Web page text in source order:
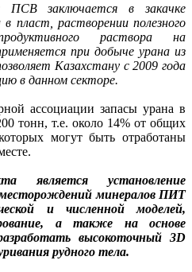
ПСВ заключается в закачке
пласт, растворении полезного
раствора на
при добыче урана из
Казахстану с 2009 года
в данном секторе.
ассоциации запасы урана в
тонн, т.е. около 14% от общих
могут быть отработаны
является установление
минералов ПИТ
и численной моделей,
а также на основе
высокоточный 3D
рудного тела.